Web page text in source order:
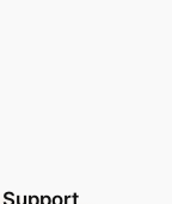
Support